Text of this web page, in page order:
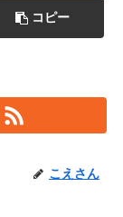
コピー
こえさん